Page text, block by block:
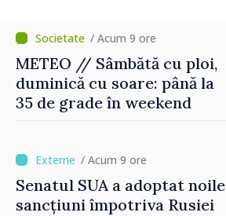
/ Acum 9 ore
METEO // Sâmbătă cu ploi,
duminică cu soare: până la
35 de grade în weekend
/ Acum 9 ore
Senatul SUA a adoptat noile
sancțiuni împotriva Rusiei